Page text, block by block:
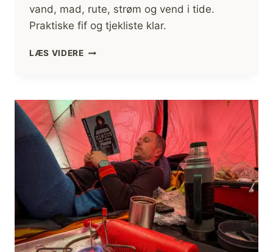
vand, mad, rute, strøm og vend i tide.
Praktiske fif og tjekliste klar.
LÆS VIDERESIKKERHED
GUIDE
OG
CHECKLISTE
[FIF
OG
RÅD]